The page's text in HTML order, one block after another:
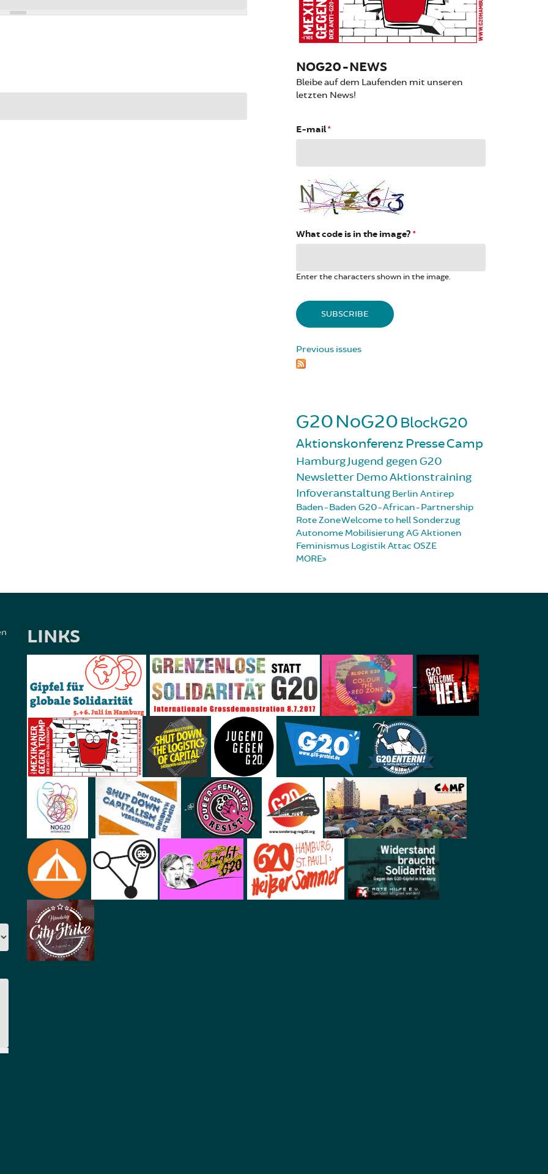
NOG20-NEWS
Bleibe auf dem Laufenden mit unseren
letzten News!
E-mail*
What code is in the image? *
Enter the characters shown in the image.
Previous issues
G20NoG20 BlockG20
Aktionskonferenz PresseCamp
HamburgJugend gegen G20
NewsletterDemoAktionstraining
Infoveranstaltung Berlin Antirep
Baden-Baden G20-African-Partnership
Rote ZoneWelcome to hellSonderzug
Autonome MobilisierungAG Aktionen
Feminismus Logistik Attac OSZE
MORE
LINKS